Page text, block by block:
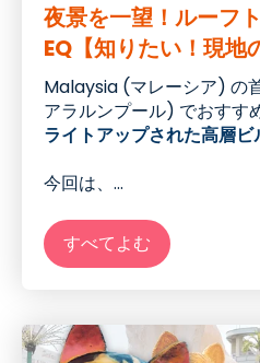
夜景を一望！ルーフ
EQ【知りたい！現地
Malaysia (マレーシア) の
アラルンプール) でおすす
ライトアップされた高層
今回は、 ...
すべてよむ